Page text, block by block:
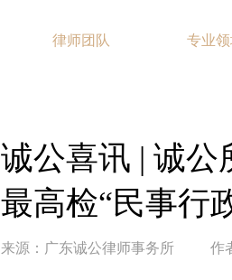
律师团队 专业
诚公喜讯 | 诚
最高检“民事行
来源：广东诚公律师事务所 作